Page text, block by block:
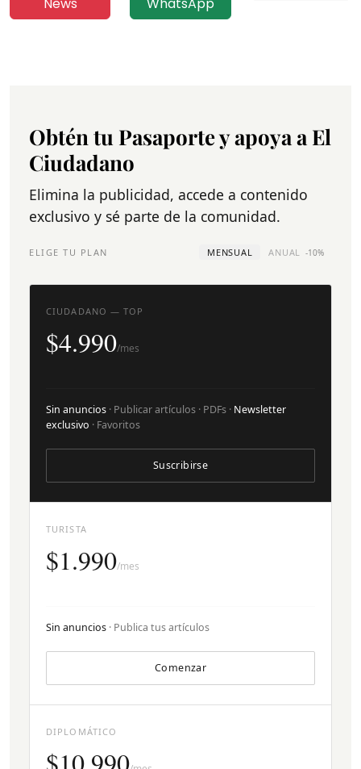
News
WhatsApp
Obtén tu Pasaporte y apoya a El
Ciudadano
Elimina la publicidad, accede a contenido
exclusivo y sé parte de la comunidad.
ELIGE TU PLAN MENSUAL ANUAL -10%
TURISTA
$1.990/mes
Sin anuncios · Publica tus artículos
Comenzar
CIUDADANO — TOP
$4.990/mes
Sin anuncios · Publicar artículos · PDFs · Newsletter
exclusivo · Favoritos
Suscribirse
DIPLOMÁTICO